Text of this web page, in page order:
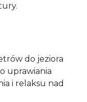
do jeziora
uprawiania
i relaksu nad